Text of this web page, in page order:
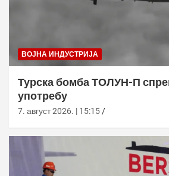
ВОЈНА ИНДУСТРИЈА
Турска бомба ТОЛУН-П
употребу
7. август 2026. | 15:15